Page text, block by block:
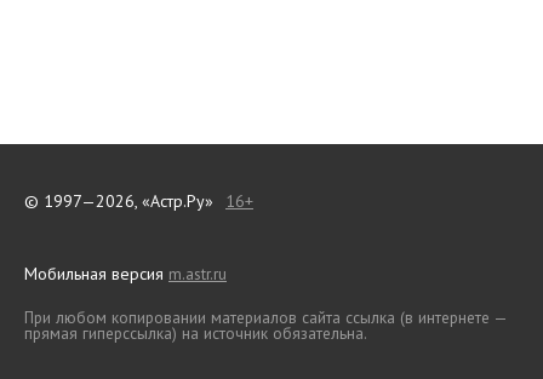
© 1997—2026, «Астр.Ру» 16+
Мобильная версия m.astr.ru
При любом копировании материалов сайта ссылка (в интернете —
прямая гиперссылка) на источник обязательна.